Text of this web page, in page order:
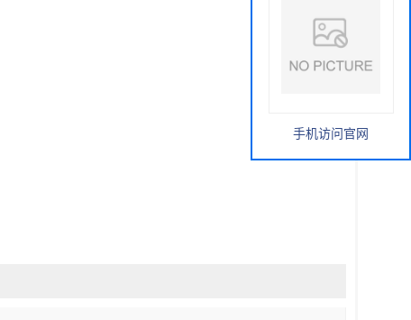
手机访问官网